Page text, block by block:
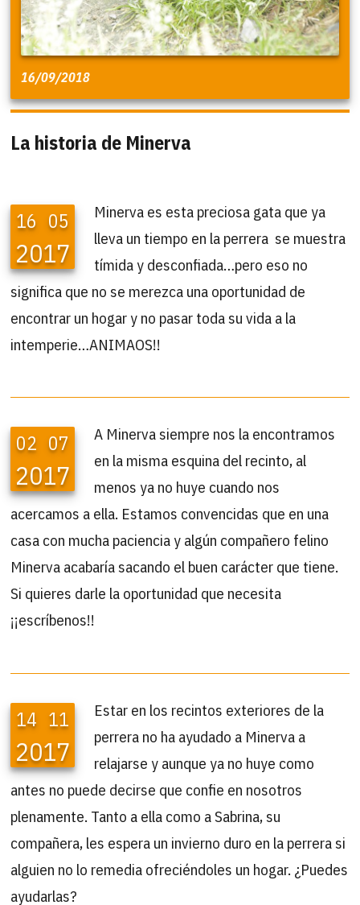
16/09/2018
La historia de Minerva
16 05
2017
Minerva es esta preciosa gata que ya
lleva un tiempo en la perrera se muestra
tímida y desconfiada…pero eso no
significa que no se merezca una oportunidad de
encontrar un hogar y no pasar toda su vida a la
intemperie…ANIMAOS!!
02 07
2017
A Minerva siempre nos la encontramos
en la misma esquina del recinto, al
menos ya no huye cuando nos
acercamos a ella. Estamos convencidas que en una
casa con mucha paciencia y algún compañero felino
Minerva acabaría sacando el buen carácter que tiene.
Si quieres darle la oportunidad que necesita
¡¡escríbenos!!
14 11
2017
Estar en los recintos exteriores de la
perrera no ha ayudado a Minerva a
relajarse y aunque ya no huye como
antes no puede decirse que confie en nosotros
plenamente. Tanto a ella como a Sabrina, su
compañera, les espera un invierno duro en la perrera si
alguien no lo remedia ofreciéndoles un hogar. ¿Puedes
ayudarlas?